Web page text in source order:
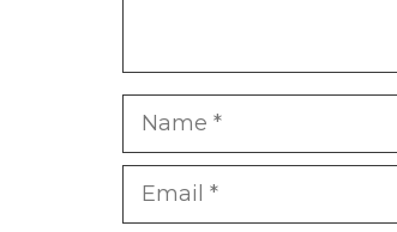
Name
Email